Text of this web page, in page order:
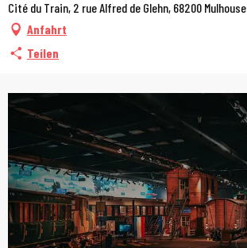
Cité du Train, 2 rue Alfred de Glehn, 68200 Mulhouse
Anfahrt
Teilen